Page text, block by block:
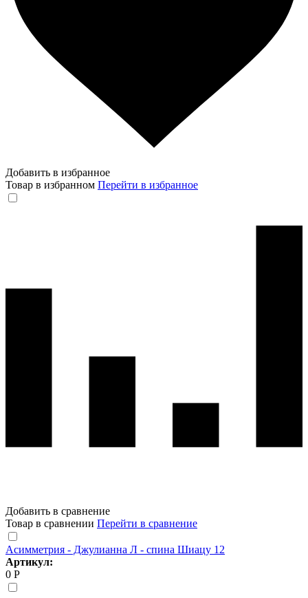
Добавить в избранное
Товар в избранном Перейти в избранное
Добавить в сравнение
Товар в сравнении Перейти в сравнение
Асимметрия - Джулианна Л - спина Шиацу 12
Артикул:
0 Р